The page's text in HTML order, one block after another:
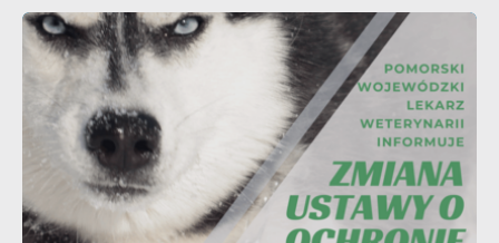
wiadomości, ofert, komunikatów mediów
społecznościowych.